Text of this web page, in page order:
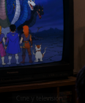
Cine y televisión